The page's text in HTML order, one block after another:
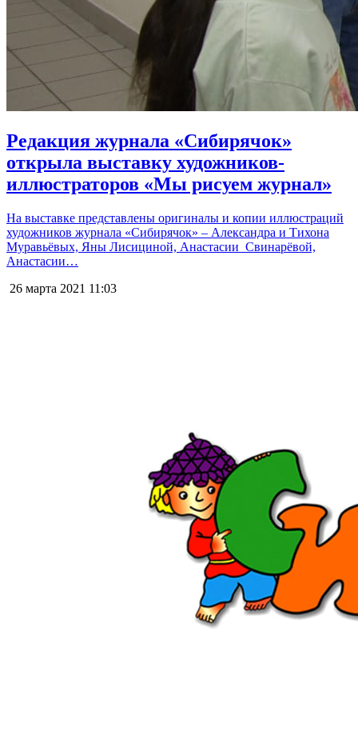
Редакция журнала «Сибирячок»
открыла выставку художников-
иллюстраторов «Мы рисуем журнал»
На выставке представлены оригиналы и копии иллюстраций
художников журнала «Сибирячок» – Александра и Тихона
Муравьёвых, Яны Лисициной, Анастасии Свинарёвой,
Анастасии…
26 марта 2021 11:03